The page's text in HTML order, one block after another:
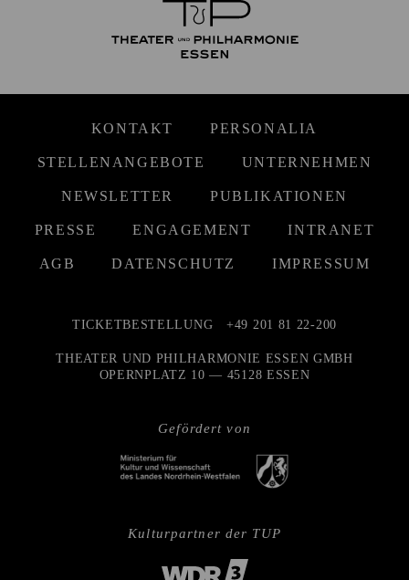
KONTAKT PERSONALIA
STELLENANGEBOTE UNTERNEHMEN
NEWSLETTER PUBLIKATIONEN
PRESSE ENGAGEMENT INTRANET
AGB DATENSCHUTZ IMPRESSUM
Gefördert von
TICKETBESTELLUNG +49 201 81 22-200
THEATER UND PHILHARMONIE ESSEN GMBH
OPERNPLATZ 10 — 45128 ESSEN
Kulturpartner der TUP